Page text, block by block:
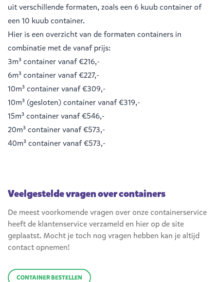
uit verschillende formaten, zoals een 6 kuub containerof
een 10 kuub container.
Hier is een overzicht van de formaten containers in
combinatie met de vanaf prijs:
3m³ containervanaf €216,-
6m³ containervanaf €227,-
10m³ containervanaf €309,-
10m³ (gesloten) containervanaf €319,-
15m³ containervanaf €546,-
20m³ containervanaf €573,-
40m³ containervanaf €573,-
Veelgestelde vragen over containers
De meest voorkomende vragen over onze containerservice
heeft de klantenservice verzameld en hier op de site
geplaatst. Mocht je toch nog vragen hebben kan je altijd
contact opnemen!
CONTAINER BESTELLEN